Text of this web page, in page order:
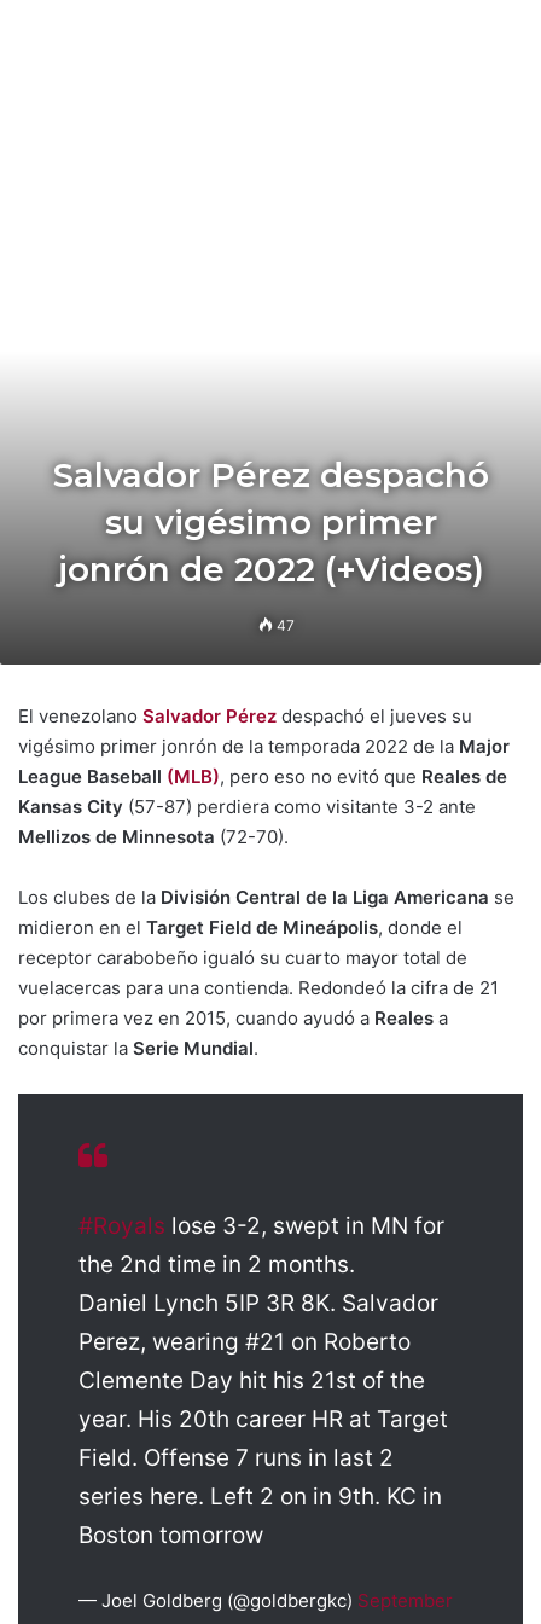
Salvador Pérez despachó
su vigésimo primer
jonrón de 2022 (+Videos)
47
El venezolano Salvador Pérez despachó el jueves su
vigésimo primer jonrón de la temporada 2022 de la Major
League Baseball (MLB), pero eso no evitó que Reales de
Kansas City (57-87) perdiera como visitante 3-2 ante
Mellizos de Minnesota (72-70).
Los clubes de la División Central de la Liga Americana se
midieron en el Target Field de Mineápolis, donde el
receptor carabobeño igualó su cuarto mayor total de
vuelacercas para una contienda. Redondeó la cifra de 21
por primera vez en 2015, cuando ayudó a Reales a
conquistar la Serie Mundial.
#Royals lose 3-2, swept in MN for
the 2nd time in 2 months.
Daniel Lynch 5IP 3R 8K. Salvador
Perez, wearing #21 on Roberto
Clemente Day hit his 21st of the
year. His 20th career HR at Target
Field. Offense 7 runs in last 2
series here. Left 2 on in 9th. KC in
Boston tomorrow
— Joel Goldberg (@goldbergkc) September